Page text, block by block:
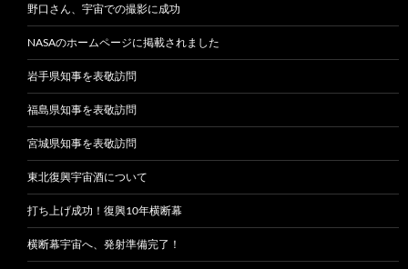
野口さん、宇宙での撮影に成功
NASAのホームページに掲載されました
岩手県知事を表敬訪問
福島県知事を表敬訪問
宮城県知事を表敬訪問
東北復興宇宙酒について
打ち上げ成功！復興10年横断幕
横断幕宇宙へ、発射準備完了！